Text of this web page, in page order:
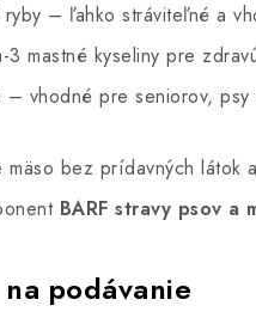
– ľahko stráviteľné a
3 mastné kyseliny pre
vhodné pre seniorov, psy
bez prídavných látok
BARF stravy psov a
podávanie